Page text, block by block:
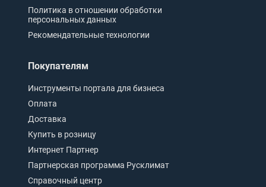
Политика в отношении обработки
персональных данных
Рекомендательные технологии
Покупателям
Инструменты портала для бизнеса
Оплата
Доставка
Купить в розницу
Интернет Партнер
Партнерская программа Русклимат
Справочный центр